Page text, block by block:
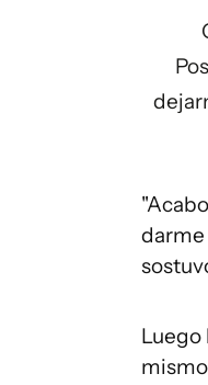
darme
Luego